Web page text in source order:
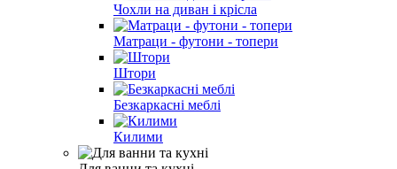
Чохли на диван і крісла
Матраци - футони - топери
Штори
Безкаркасні меблі
Килими